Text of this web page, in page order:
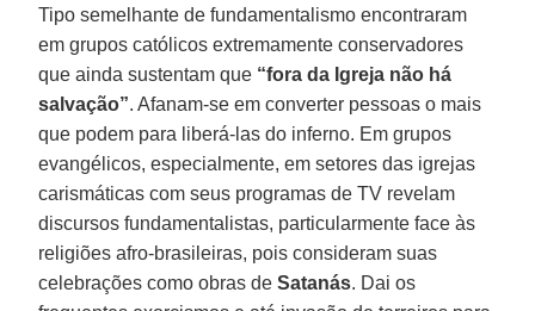
Tipo semelhante de fundamentalismo encontraram
em grupos católicos extremamente conservadores
que ainda sustentam que “fora da Igreja não há
salvação”. Afanam-se em converter pessoas o mais
que podem para liberá-las do inferno. Em grupos
evangélicos, especialmente, em setores das igrejas
carismáticas com seus programas de TV revelam
discursos fundamentalistas, particularmente face às
religiões afro-brasileiras, pois consideram suas
celebrações como obras deSatanás. Dai os